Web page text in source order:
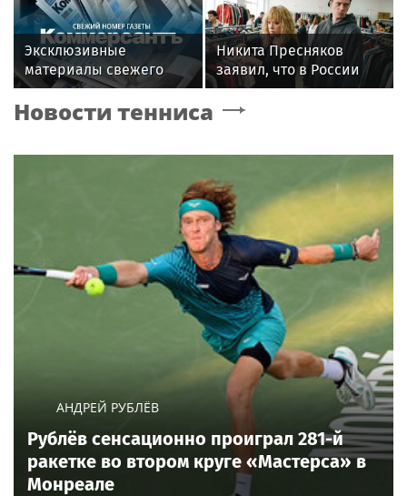
анорексией и помощи
Тимати
Эксклюзивные
материалы свежего
номера газеты
«Коммерсантъ»:
Никита Пресняков
заявил, что в России
его обидели. И
рассорился с братом
Новости тенниса
АНДРЕЙ РУБЛЁВ
Рублёв сенсационно проиграл 281-й
ракетке во втором круге «Мастерса» в
Монреале